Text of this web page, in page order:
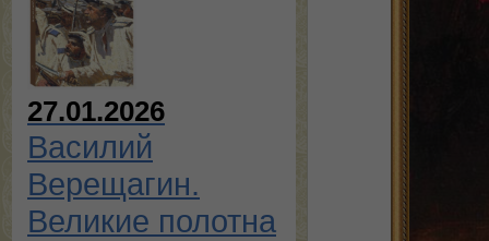
27.01.2026
Василий
Верещагин.
Великие полотна